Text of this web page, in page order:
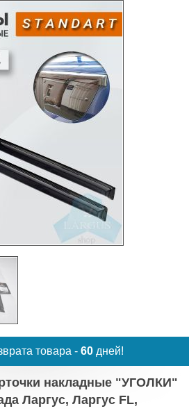
товара - 60 дней!
накладные "УГОЛКИ"
Ларгус, Ларгус FL,